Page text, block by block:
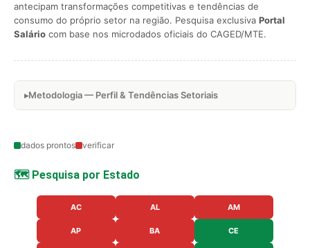
antecipam transformações competitivas e tendências de
consumo do próprio setor na região. Pesquisa exclusiva Portal
Salário com base nos microdados oficiais do CAGED/MTE.
Metodologia — Perfil & Tendências Setoriais
dados prontos verificar
🗺️ Pesquisa por Estado
AC AL AM
AP BA CE